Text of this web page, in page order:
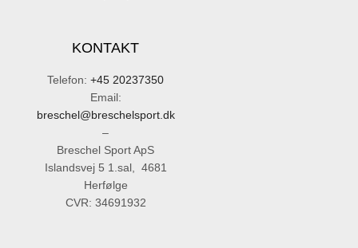
KONTAKT
Telefon: +45 20237350
Email:
breschel@breschelsport.dk
–
Breschel Sport ApS
Islandsvej 5 1.sal, 4681
Herfølge
CVR: 34691932